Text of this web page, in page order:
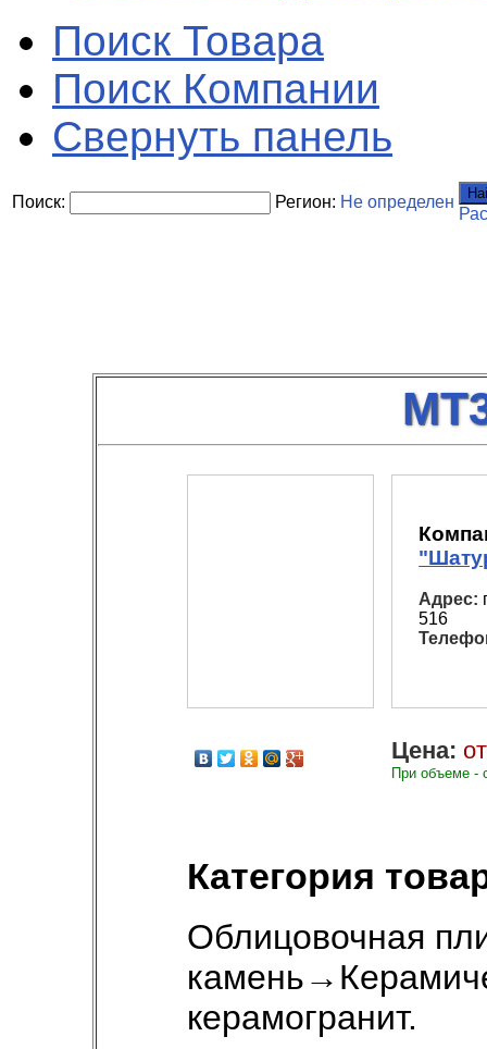
Поиск Товара
Поиск Компании
Свернуть панель
Поиск: Регион: Не определен
Адрес:
516
Цена:
При объеме -
Категория
Облицовочная
камень→
керамогранит.